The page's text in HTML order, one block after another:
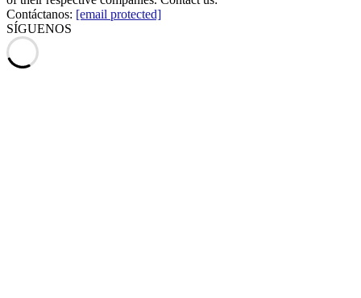
Contáctanos: [email protected]
SÍGUENOS